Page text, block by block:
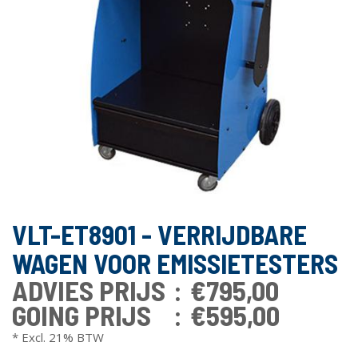
VLT-ET8901 - VERRIJDBARE
WAGEN VOOR EMISSIETESTERS
ADVIES PRIJS €795,00
GOING PRIJS €595,00
* Excl. 21% BTW